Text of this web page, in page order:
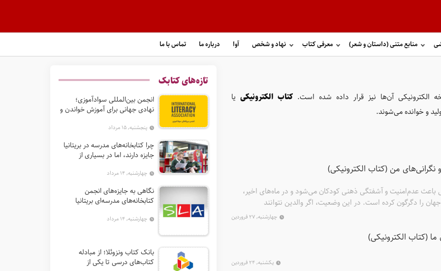
منابع متنی (داستان و شعر) معرفی کتاب نهاد و شخص آوا درباره ما تماس با ما
الکترونیکی آن‌ها نیز قرار داده شده است. کتاب الکترونیکی یا
و خوانده می‌شوند.
من (کتاب الکترونیکی)
باعث عدم‌امنیت و آشفتگی ذهنی کودکان می‌شود و در ماه‌های اخیر،
را دگرگون کرده است. در این وضعیت، اگر والدین نتوانند
را تشخیص بدهند و پاسخگویی مناسب نداشته باشند، کودکان در تنظیم
به کودکان، گذر از این بحران را ساده‌تر کنند.
چهارشنبه, ۲۷ فروردین
(کتاب الکترونیکی)
یکشنبه, ۲۴ فروردین
تازه‌های کتابک
انجمن بین‌المللی سوادآموزی؛
نهادی جهانی برای آموزش خواندن و
پنجشنبه, ۱۵ مرداد
چرا کتابخانه‌های مدرسه در بریتانیا
جایزه دارند، اما در بسیاری از
چهارشنبه, ۱۴ مرداد
نگاهی به جایزه‌های انجمن
کتابخانه‌های مدرسه‌ای بریتانیا
چهارشنبه, ۱۴ مرداد
بانک کتاب ونزوئلا؛ از مبادله
کتاب‌های درسی تا یکی از